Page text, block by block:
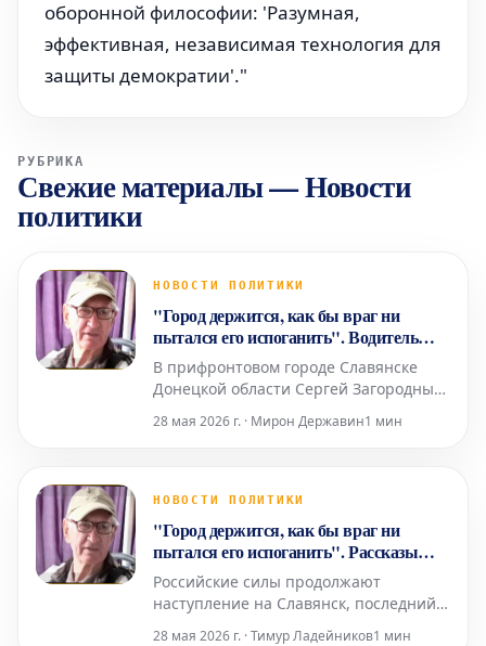
оборонной философии: 'Разумная,
эффективная, независимая технология для
защиты демократии'."
РУБРИКА
Свежие материалы—Новости
политики
НОВОСТИ ПОЛИТИКИ
"Город держится, как бы враг ни
пытался его испоганить". Водитель
маршрутки и его пассажиры в
прифронтовом Славянске
В прифронтовом городе Славянске
Донецкой области Сергей Загородный
такси. С приближением российской
временем. Хотя в некоторые районы
ходит из-за обстрелов, маршрутка С
28 мая 2026 г. · Мирон Державин1 мин
НОВОСТИ ПОЛИТИКИ
"Город держится, как бы враг ни
пытался его испоганить". Рассказы
водителя маршрутки прифронтового
Славянска и его пассажиров
Российские силы продолжают
наступление на Славянск, последний
крупный город Донецкой области
28 мая 2026 г. · Тимур Ладейников1 мин